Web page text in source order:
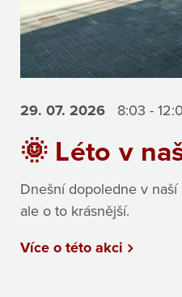
29. 07. 2026 8:03 -
🌞 Léto v
Dnešní dopoledne v
ale o to krásnější.
Více o této akci